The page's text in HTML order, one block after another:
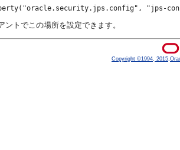
ントでこの場所を設定できます。
Copyright ©1994,